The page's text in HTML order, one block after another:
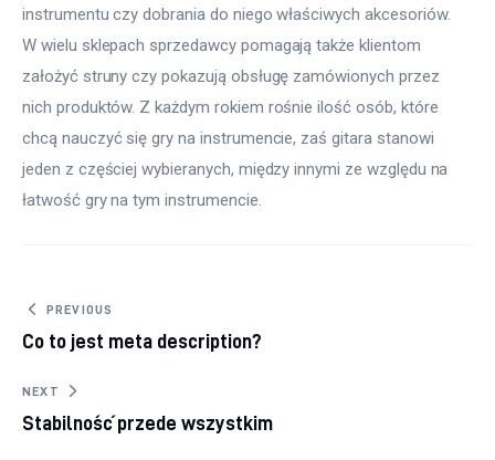
instrumentu czy dobrania do niego właściwych akcesoriów.
W wielu sklepach sprzedawcy pomagają także klientom
założyć struny czy pokazują obsługę zamówionych przez
nich produktów. Z każdym rokiem rośnie ilość osób, które
chcą nauczyć się gry na instrumencie, zaś gitara stanowi
jeden z częściej wybieranych, między innymi ze względu na
łatwość gry na tym instrumencie.
Nawigacja wpisu
PREVIOUS
Co to jest meta description?
NEXT
Stabilność przede wszystkim